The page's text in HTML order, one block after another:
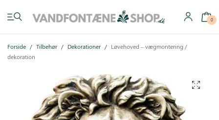
0
Forside / Tilbehør / Dekorationer / Løvehoved – vægmontering /
dekoration
Have vandfontæner
Indendørs vandfontæner